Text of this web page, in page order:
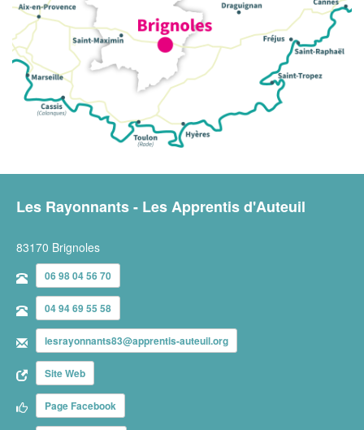
Les Rayonnants - Les Apprentis d'Auteuil
83170 Brignoles
06 98 04 56 70
04 94 69 55 58
lesrayonnants83@apprentis-auteuil.org
Site Web
Page Facebook